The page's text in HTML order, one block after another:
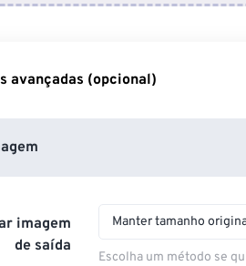
avançadas (opcional)
imagem
de saída
Manter tamanho
Escolha um método se